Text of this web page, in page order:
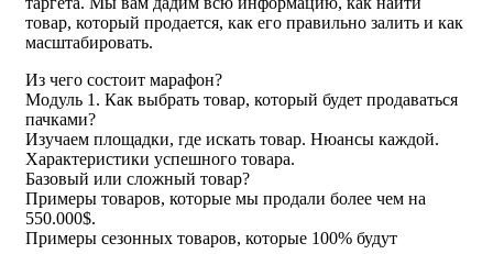
товар, который продается, как его правильно залить и как
масштабировать.
Из чего состоит марафон?
Модуль 1. Как выбрать товар, который будет продаваться
пачками?
Изучаем площадки, где искать товар. Нюансы каждой.
Характеристики успешного товара.
Базовый или сложный товар?
Примеры товаров, которые мы продали более чем на
550.000$.
Примеры сезонных товаров, которые 100% будут